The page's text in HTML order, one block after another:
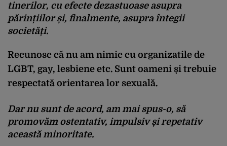
tinerilor, cu efecte dezastuoase asupra
părințiilor și, finalmente, asupra întegii
societăți.
Recunosc că nu am nimic cu organizatile de
LGBT, gay, lesbiene etc. Sunt oameni și trebuie
respectată orientarea lor sexuală.
Dar nu sunt de acord, am mai spus-o, să
promovăm ostentativ, impulsiv și repetativ
această minoritate.